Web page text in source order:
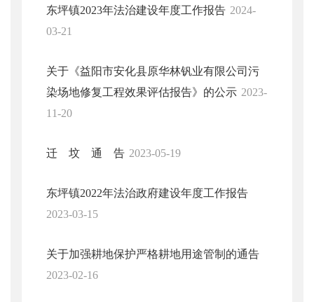
东坪镇2023年法治建设年度工作报告 2024-
03-21
关于《益阳市安化县原华林钒业有限公司污
染场地修复工程效果评估报告》的公示 2023-
11-20
迁 坟 通 告 2023-05-19
东坪镇2022年法治政府建设年度工作报告
2023-03-15
关于加强耕地保护严格耕地用途管制的通告
2023-02-16